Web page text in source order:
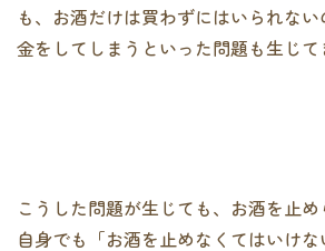
も、お酒だけは買わずにはいられな
金をしてしまうといった問題も生じて
こうした問題が生じても、お酒を止
自身でも「お酒を止めなくてはいけ